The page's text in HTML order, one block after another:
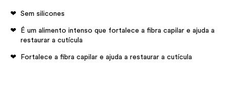
Sem silicones
É um alimento intenso que fortalece a fibra capilar e ajuda a
restaurar a cutícula
Fortalece a fibra capilar e ajuda a restaurar a cutícula